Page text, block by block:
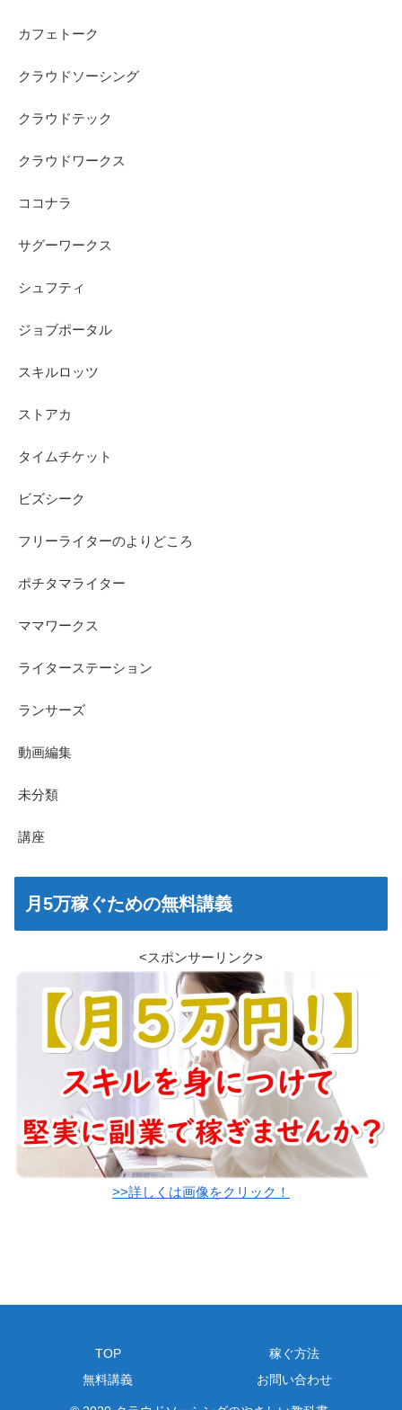
カフェトーク
クラウドソーシング
クラウドテック
クラウドワークス
ココナラ
サグーワークス
シュフティ
ジョブポータル
スキルロッツ
ストアカ
タイムチケット
ビズシーク
フリーライターのよりどころ
ポチタマライター
ママワークス
ライターステーション
ランサーズ
動画編集
未分類
講座
月5万稼ぐための無料講義
<スポンサーリンク>
>>詳しくは画像をクリック！
TOP
稼ぐ方法
無料講義
お問い合わせ